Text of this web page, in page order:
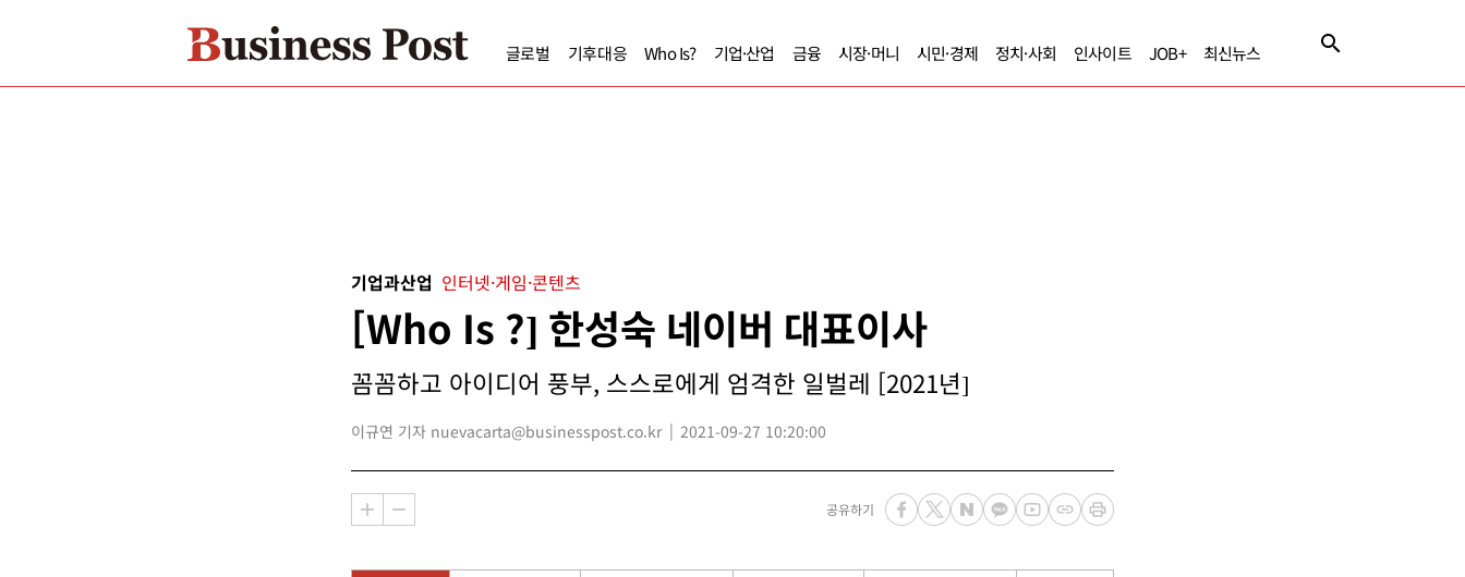
글로벌 기후대응 Who Is? 기업·산업 금융 시장·머니 시민·경제 정치·사회 인사이트 JOB+ 최신뉴스
기업과산업 인터넷·게임·콘텐츠
[Who Is ?] 한성숙 네이버 대표이사
꼼꼼하고 아이디어 풍부, 스스로에게 엄격한 일벌레 [2021년]
이규연 기자 nuevacarta@businesspost.co.kr 2021-09-27 10:20:00
공유하기